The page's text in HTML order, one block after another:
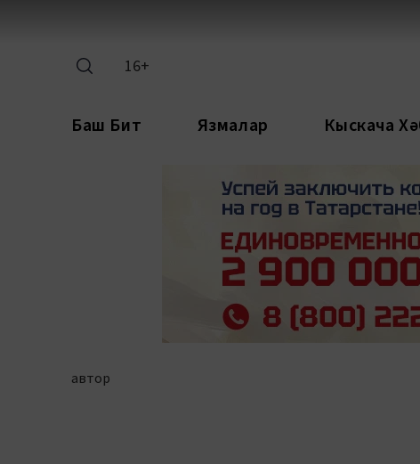
16+
Баш Бит Язмалар Кыскача
автор